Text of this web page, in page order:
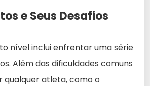
e Seus Desafios
nível inclui enfrentar uma série
Além das dificuldades comuns
atleta, como o